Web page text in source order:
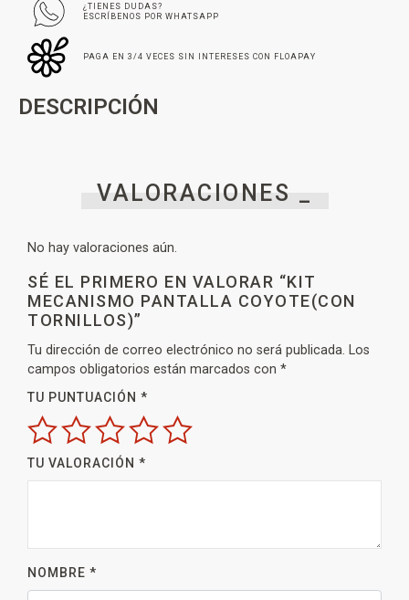
¿TIENES DUDAS?
ESCRÍBENOS POR WHATSAPP
PAGA EN 3/4 VECES SIN INTERESES CON FLOAPAY
DESCRIPCIÓN
VALORACIONES _
No hay valoraciones aún.
SÉ EL PRIMERO EN VALORAR “KIT
MECANISMO PANTALLA COYOTE(CON
TORNILLOS)”
Tu dirección de correo electrónico no será publicada. Los
campos obligatorios están marcados con *
TU PUNTUACIÓN *
TU VALORACIÓN *
NOMBRE *